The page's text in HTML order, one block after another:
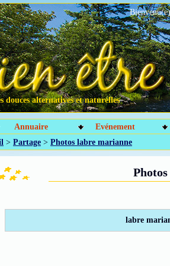
douces alternatives et naturelles
Annuaire
Evénement
> Partage > Photos labre marianne
labre